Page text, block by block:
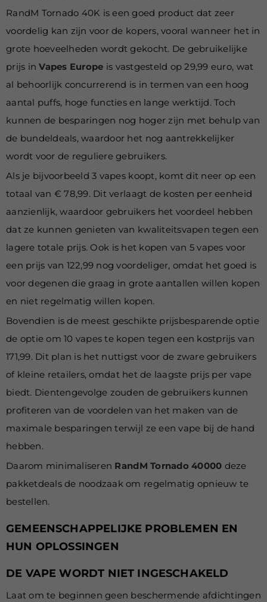
RandM Tornado 40K is een goed product dat zeer
voordelig kan zijn voor de kopers, vooral wanneer het in
grote hoeveelheden wordt gekocht. De gebruikelijke
prijs inVapes Europe is vastgesteld op 29,99 euro, wat
al behoorlijk concurrerend is in termen van een hoog
aantal puffs, hoge functies en lange werktijd. Toch
kunnen de besparingen nog hoger zijn met behulp van
de bundeldeals, waardoor het nog aantrekkelijker
wordt voor de reguliere gebruikers.
Als je bijvoorbeeld 3 vapes koopt, komt dit neer op een
totaal van € 78,99. Dit verlaagt de kosten per eenheid
aanzienlijk, waardoor gebruikers het voordeel hebben
dat ze kunnen genieten van kwaliteitsvapen tegen een
lagere totale prijs. Ook is het kopen van 5 vapes voor
een prijs van 122,99 nog voordeliger, omdat het goed is
voor degenen die graag in grote aantallen willen kopen
en niet regelmatig willen kopen.
Bovendien is de meest geschikte prijsbesparende optie
de optie om 10 vapes te kopen tegen een kostprijs van
171,99. Dit plan is het nuttigst voor de zware gebruikers
of kleine retailers, omdat het de laagste prijs per vape
biedt. Dientengevolge zouden de gebruikers kunnen
profiteren van de voordelen van het maken van de
maximale besparingen terwijl ze een vape bij de hand
hebben.
Daarom minimaliseren RandM Tornado 40000 deze
pakketdeals de noodzaak om regelmatig opnieuw te
bestellen.
GEMEENSCHAPPELIJKE PROBLEMEN EN
HUN OPLOSSINGEN
DE VAPE WORDT NIET INGESCHAKELD
Laat om te beginnen geen beschermende afdichtingen